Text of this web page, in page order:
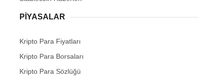
PIYASALAR
Kripto Para Fiyatları
Kripto Para Borsaları
Kripto Para Sözlüğü